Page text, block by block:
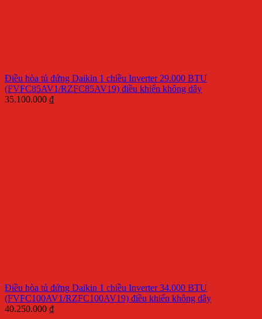
Điều hòa tủ đứng Daikin 1 chiều Inverter 29.000 BTU
(FVFC85AV1/RZFC85AV19) điều khiển không dây
35.100.000 ₫
Điều hòa tủ đứng Daikin 1 chiều Inverter 34.000 BTU
(FVFC100AV1/RZFC100AV19) điều khiển không dây
40.250.000 ₫